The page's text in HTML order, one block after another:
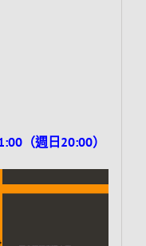
（週日20:00）